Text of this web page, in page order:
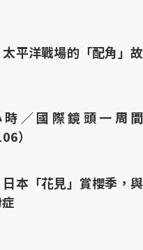
平洋戰場的「配角」故
／國際鏡頭一周間
）
本「花見」賞櫻季，與